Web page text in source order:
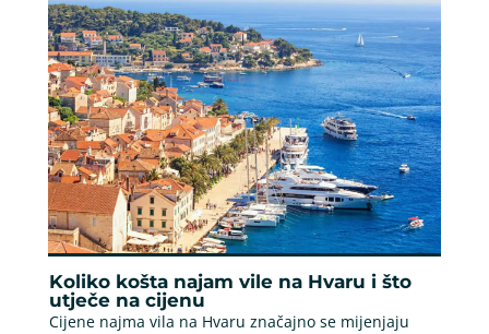
Koliko košta najam vile na Hvaru i što
utječe na cijenu
Cijene najma vila na Hvaru značajno se mijenjaju